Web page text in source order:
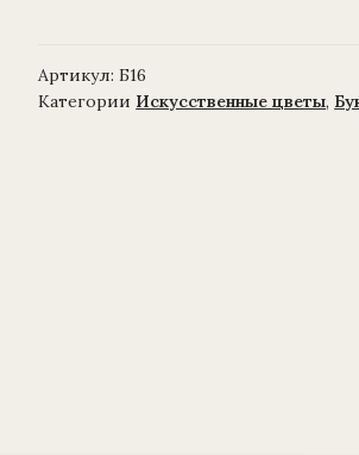
Артикул:Б16
Категории Искусственные цветы,